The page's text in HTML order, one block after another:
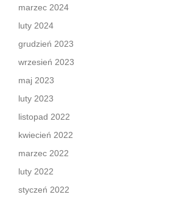
marzec 2024
luty 2024
grudzień 2023
wrzesień 2023
maj 2023
luty 2023
listopad 2022
kwiecień 2022
marzec 2022
luty 2022
styczeń 2022